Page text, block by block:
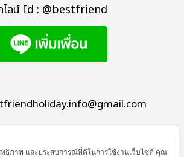
ไลน์ Id : @bestfriend
ทธิภาพ และประสบการณ์ที่ดีในการใช้งานเว็บไซต์ คุณ